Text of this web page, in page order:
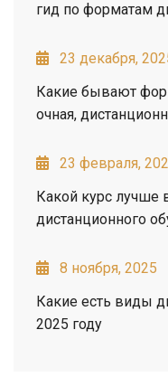
гид по форматам
23 декабря,
Какие бывают
очная,
23 февраля,
Какой курс лучше
дистанционного
8 ноября, 2025
Какие есть виды
2025 году